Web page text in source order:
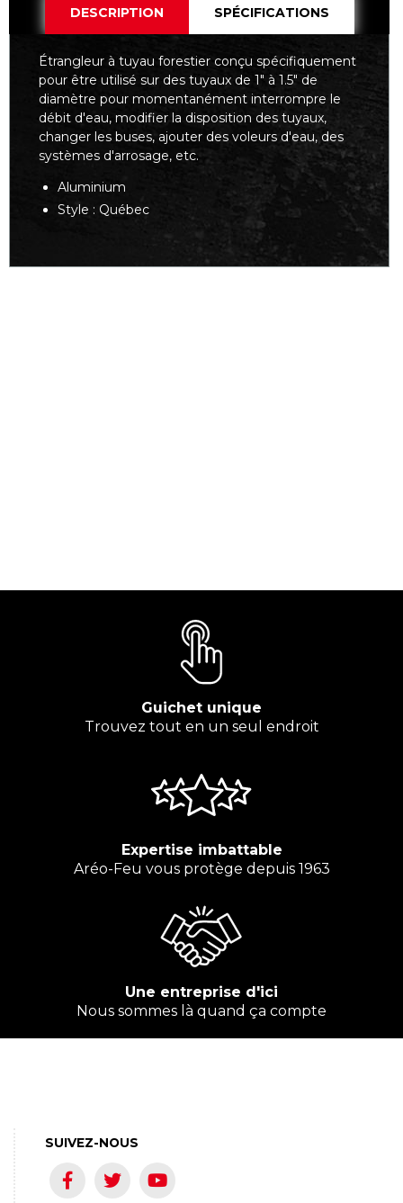
DESCRIPTION SPÉCIFICATIONS
Étrangleur à tuyau forestier conçu spécifiquement
pour être utilisé sur des tuyaux de 1" à 1.5" de
diamètre pour momentanément interrompre le
débit d'eau, modifier la disposition des tuyaux,
changer les buses, ajouter des voleurs d'eau, des
systèmes d'arrosage, etc.
Aluminium
Style : Québec
Guichet unique
Trouvez tout en un seul endroit
Expertise imbattable
Aréo-Feu vous protège depuis 1963
Une entreprise d'ici
Nous sommes là quand ça compte
SUIVEZ-NOUS